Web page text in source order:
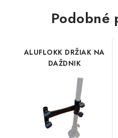
Podobné
ALUFLOKK DRŽIAK NA
DAŽDNIK